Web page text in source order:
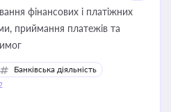
фінансових і платіжних
Банківська діяльність